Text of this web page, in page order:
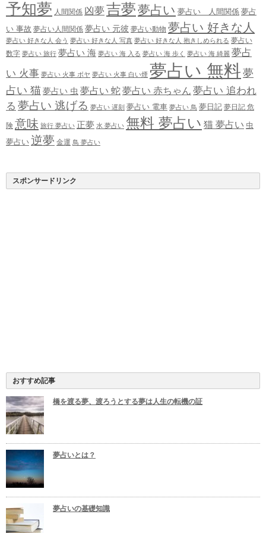
予知夢 人間関係 凶夢 吉夢夢占い 夢占い 人間関係 夢占
い 事故 夢占い人間関係 夢占い 元彼 夢占い動物 夢占い 好きな人
夢占い 好きな人 会う 夢占い 好きな人 写真 夢占い 好きな人 抱きしめられる 夢占い
数字 夢占い 旅行 夢占い 海 夢占い 海 入る 夢占い 海 歩く 夢占い 海 綺麗 夢占
い 火事 夢占い 火事 ボヤ 夢占い 火事 白い煙 夢占い 無料 夢
占い 猫夢占い 虫 夢占い 蛇夢占い 赤ちゃん 夢占い 追われ
る 夢占い 逃げる 夢占い 遅刻 夢占い 電車 夢占い 鳥 夢日記 夢日記 危
険 意味 旅行 夢占い 正夢 水 夢占い 無料 夢占い 猫 夢占い 虫
夢占い 逆夢 金運 鳥 夢占い
スポンサードリンク
おすすめ記事
橋を渡る夢、渡ろうとする夢は人生の転機の証
夢占いとは？
夢占いの基礎知識